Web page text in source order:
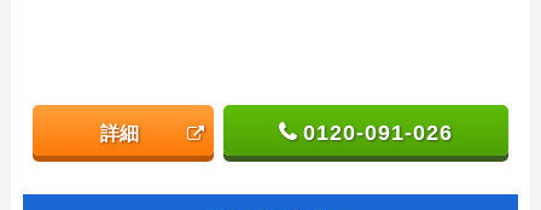
詳細 0120-091-026